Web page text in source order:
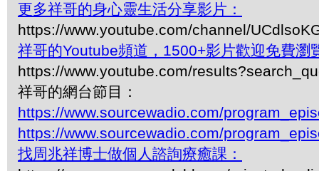
更多祥哥的身心靈生活分享影片：
https://www.youtube.com/channel/
祥哥的Youtube頻道，1500+影片歡迎免費瀏
https://www.youtube.com/
祥哥的網台節目：
https://www.sourcewadio.com/
https://www.sourcewadio.com/
找周兆祥博士做個人諮詢療癒課：